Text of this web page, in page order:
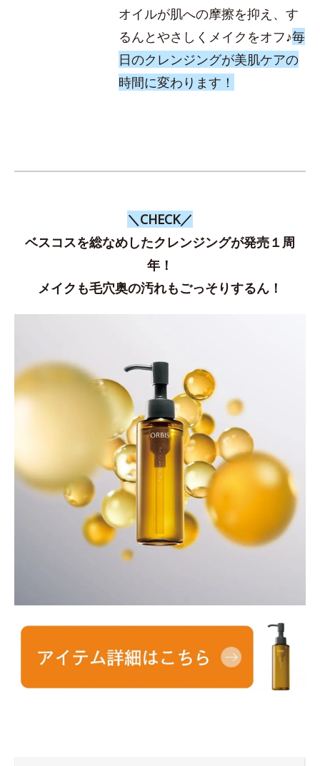
オイルが肌への摩擦を抑え、す
るんとやさしくメイクをオフ♪毎
日のクレンジングが美肌ケアの
時間に変わります！
＼CHECK／
ベスコスを総なめしたクレンジングが発売１周
年！
メイクも毛穴奥の汚れもごっそりするん！